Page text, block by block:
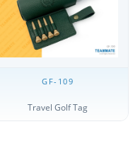
GF-109
Travel Golf Tag